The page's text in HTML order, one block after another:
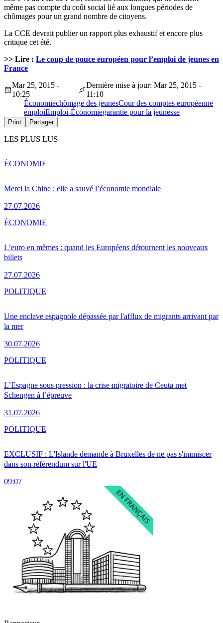
même pas compte du coût social lié aux longues périodes de
chômages pour un grand nombre de citoyens.
La CCE devrait publier un rapport plus exhaustif et encore plus
critique cet été.
>> Lire : Le coup de pouce européen pour l’emploi de jeunes en
France
Mar 25, 2015 -
10:25
Dernière mise à jour: Mar 25, 2015 -
11:10
Économiechômage des jeunesCour des comptes européenne
emploiEmploi-Économiegarantie pour la jeunesse
Print Partager
LES PLUS LUS
Merci la Chine : elle a sauvé l’économie mondiale
27.07.2026
ÉCONOMIE
L’euro en mèmes : quand les Européens détournent les nouveaux
billets
27.07.2026
ÉCONOMIE
Une enclave espagnole dépassée par l'afflux de migrants arrivant par
la mer
30.07.2026
POLITIQUE
L’Espagne sous pression : la crise migratoire de Ceuta met
Schengen à l’épreuve
31.07.2026
POLITIQUE
EXCLUSIF : L'Islande demande à Bruxelles de ne pas s'immiscer
dans son référendum sur l'UE
09:07
POLITIQUE